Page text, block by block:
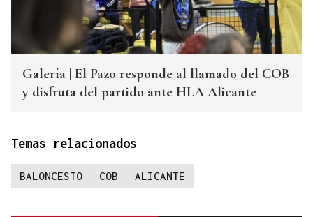
Galería | El Pazo responde al llamado del COB
y disfruta del partido ante HLA Alicante
Temas relacionados
BALONCESTO COB ALICANTE